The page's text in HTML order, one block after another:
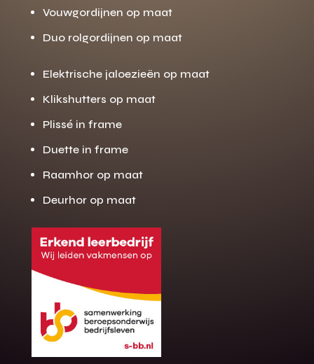
Gratis offerte
op maat?
Binnen 24 uur jouw gratis offerte
10 jaar garantie op de montage
Vouwgordijnen op maat
Duo rolgordijnen op maat
Elektrische jaloezieën op maat
Klikshutters op maat
Plissé in frame
Duette in frame
Raamhor op maat
Deurhor op maat